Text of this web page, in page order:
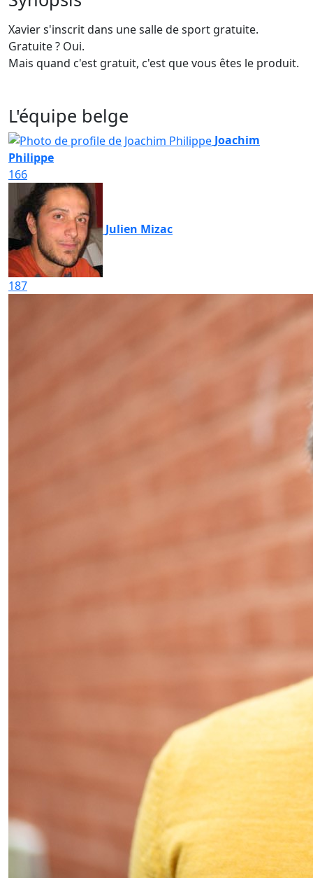
Xavier s'inscrit dans une salle de sport gratuite.
Gratuite ? Oui.
Mais quand c'est gratuit, c'est que vous êtes le produit.
L'équipe belge
Joachim
Philippe
166
Julien Mizac
187